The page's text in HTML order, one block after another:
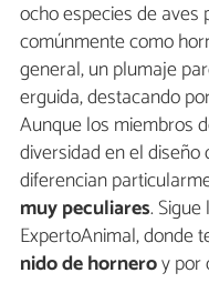
ocho especies de aves
comúnmente como
general, un plumaje
erguida, destacando
Aunque los miembros
diversidad en el
diferencian
muy peculiares.
ExpertoAnimal, donde
nido de horneroy por